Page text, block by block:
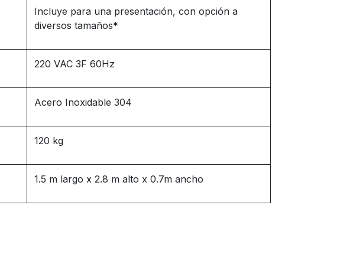
Incluye para una presentación, con opción a
diversos tamaños*
220 VAC 3F 60Hz
Acero Inoxidable 304
120 kg
1.5 m largo x 2.8 m alto x 0.7m ancho